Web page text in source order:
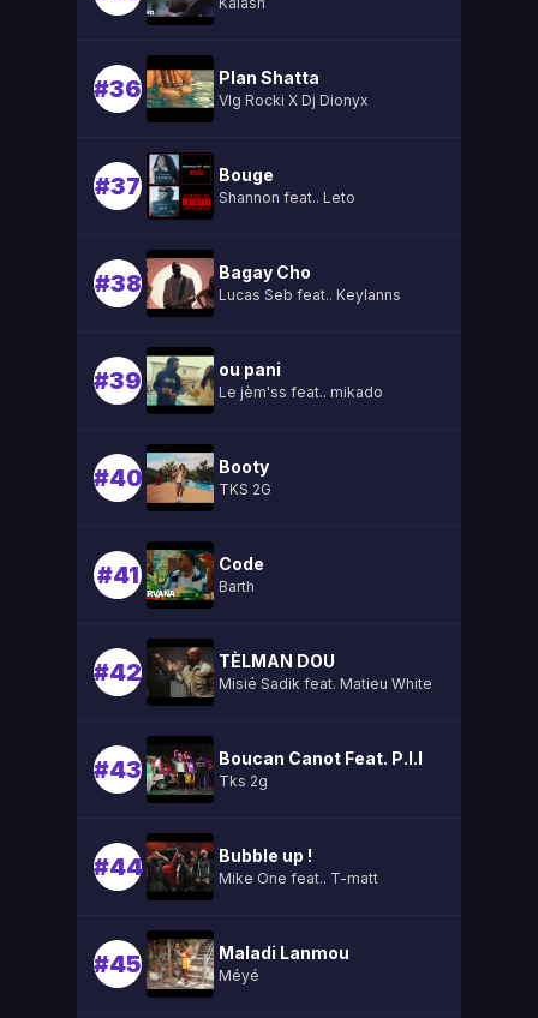
#36 Plan Shatta
Vlg Rocki X Dj Dionyx
#37 Bouge
Shannon feat.. Leto
#38 Bagay Cho
Lucas Seb feat.. Keylanns
#39 ou pani
Le jèm'ss feat.. mikado
#40 Booty
TKS 2G
#41 Code
Barth
#42 TÈLMAN DOU
Misié Sadik feat. Matieu White
#43 Boucan Canot Feat. P.l.l
Tks 2g
#44 Bubble up !
Mike One feat.. T-matt
#45 Maladi Lanmou
Méyé